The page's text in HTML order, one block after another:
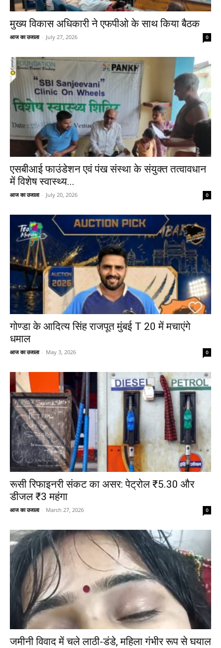
मुख्य विकास अधिकारी ने एफपीओ के साथ किया बैठक
आज का उजाला - July 27, 2026 0
एसबीआई फाउंडेशन एवं पंख संस्था के संयुक्त तत्वावधान
में विशेष स्वास्थ्य...
आज का उजाला - July 20, 2026 0
गोण्डा के आदित्य सिंह राजपूत मुंबई T 20 में मचाएंगे
धमाल
आज का उजाला - May 3, 2026 0
रूसी रिफाइनरी संकट का असर: पेट्रोल ₹5.30 और
डीजल ₹3 महंगा
आज का उजाला - March 27, 2026 0
जमीनी विवाद में चले लाठी-डंडे, महिला गंभीर रूप से घयाल